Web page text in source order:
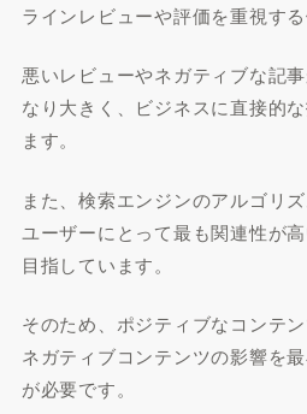
ラインレビューや評価を重視する
悪いレビューやネガティブな記
なり大きく、ビジネスに直接的
ます。
また、検索エンジンのアルゴリ
ユーザーにとって最も関連性が
目指しています。
そのため、ポジティブなコンテ
ネガティブコンテンツの影響を
が必要です。